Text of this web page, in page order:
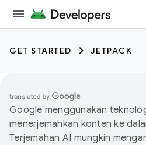
GET STARTED JETPACK
Google menggunakan
menerjemahkan konten ke
Terjemahan AI mungkin